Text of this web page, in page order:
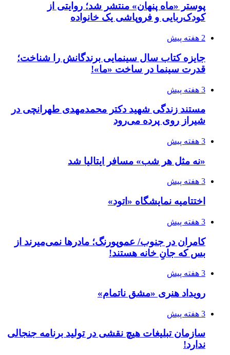
پوستر «ماه پنهان» منتشر شد؛ روایتی از
کودک‌ربایی و فروپاشی یک خانواده
2 هفته پیش
جایزه کتاب سال سینمایی برندگانش را شناخت؛
قدرت سینما در ساخت «ما»!
3 هفته پیش
مستند زندگی شهید دکتر محمدمهدی طهرانچی در
شیراز روی پرده می‌رود
3 هفته پیش
«نه مثل هر شب» مسافر ایتالیا شد
3 هفته پیش
اختتامیه نمایشگاه «اتود»
3 هفته پیش
کامران در جنوب/ عموپورنگ؛ مادرها نمی‌میرند از
بس که جانِ خانه هستند!
3 هفته پیش
رویداد هنری «مشق ناتمام»
3 هفته پیش
سازمان تبلیغات هیچ نقشی در تولید برنامه جنجالی
ندارد!